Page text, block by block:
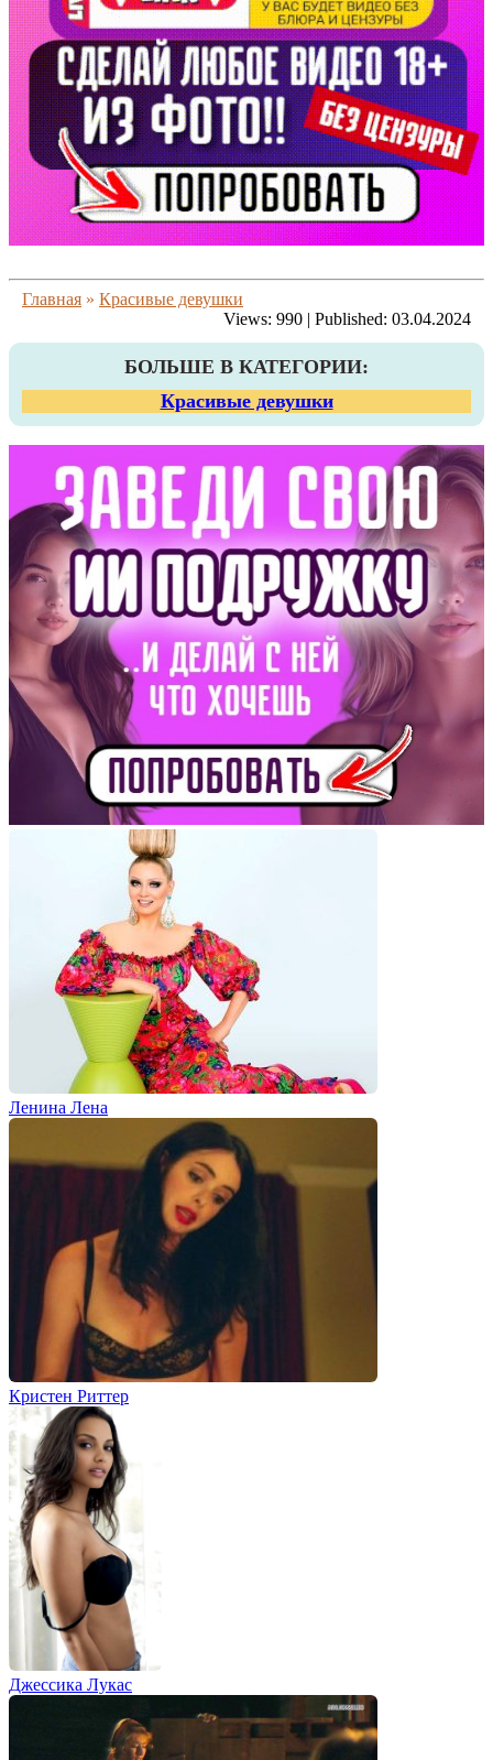
Главная » Красивые девушки
Views: 990 | Published: 03.04.2024
БОЛЬШЕ В КАТЕГОРИИ:
Красивые девушки
Ленина Лена
Кристен Риттер
Джессика Лукас